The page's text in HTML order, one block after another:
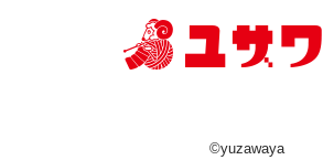
©yuzawaya